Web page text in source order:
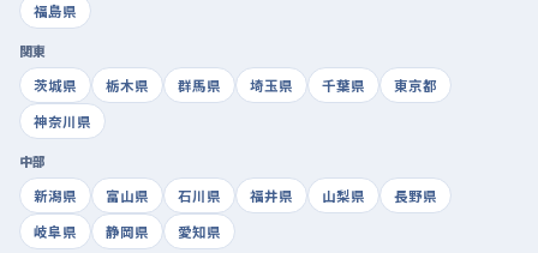
福島県
関東
茨城県
栃木県 群馬県 埼玉県 千葉県
東京都
神奈川県
中部
新潟県
富山県 石川県 福井県 山梨県
長野県
岐阜県
静岡県 愛知県